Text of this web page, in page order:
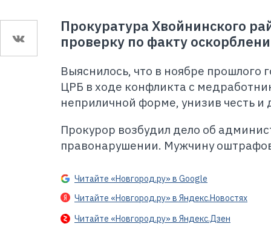
Прокуратура Хвойнинского
проверку по факту
Выяснилось, что в ноябре прошлого
ЦРБ в ходе конфликта с
неприличной форме, унизив честь и
Прокурор возбудил дело об
правонарушении. Мужчину
Читайте «Новгород.ру» в Google
Читайте «Новгород.ру» в Яндекс.Новостях
Читайте «Новгород.ру» в Яндекс.Дзен